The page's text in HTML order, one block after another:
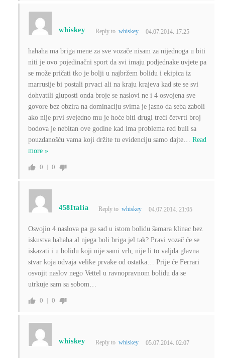
whiskey Reply to whiskey 04.07.2014. 17:25
hahaha ma briga mene za sve vozače nisam za nijednoga u biti
niti je ovo pojedinačni sport da svi imaju podjednake uvjete pa
se može pričati tko je bolji u najbržem bolidu i ekipica iz
marrusije bi postali prvaci ali na kraju krajeva kad ste se svi
dohvatili gluposti onda broje se naslovi ne i 4 osvojena sve
govore bez obzira na dominaciju svima je jasno da seba zaboli
ako nije prvi svejedno mu je hoće biti drugi treći četvrti broj
bodova je nebitan ove godine kad ima problema red bull sa
pouzdanošću vama koji držite tu evidenciju samo dajte… Read
more »
0 0
458Italia Reply towhiskey 04.07.2014. 21:05
Osvojio 4 naslova pa ga sad u istom bolidu šamara klinac bez
iskustva hahaha al njega boli briga jel tak? Pravi vozač će se
iskazati i u bolidu koji nije sami vrh, nije li to valjda glavna
stvar koja odvaja velike prvake od ostatka… Prije će Ferrari
osvojit naslov nego Vettel u ravnopravnom bolidu da se
utrkuje sam sa sobom…
0 0
whiskey Reply to whiskey 05.07.2014. 02:07